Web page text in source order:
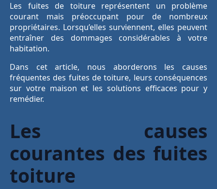
Les fuites de toiture représentent un problème
courant mais préoccupant pour de nombreux
propriétaires. Lorsqu’elles surviennent, elles peuvent
entraîner des dommages considérables à votre
habitation.
Dans cet article, nous aborderons les causes
fréquentes des fuites de toiture, leurs conséquences
sur votre maison et les solutions efficaces pour y
remédier.
Les causes
courantes des fuites
toiture